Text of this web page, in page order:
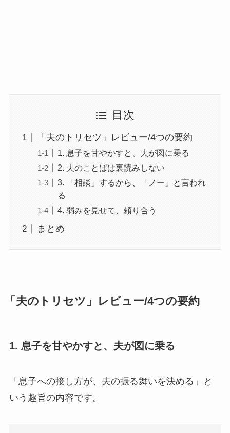
目次
「夫のトリセツ」レビュー/4つの要約
1. 息子を甘やかすと、夫が図に乗る
2. 夫のことばは裏読みしない
3. 「相談」するから、「ノー」と言われ
る
4. 弱みを見せて、頼り合う
まとめ
「夫のトリセツ」レビュー/4つの要約
1. 息子を甘やかすと、夫が図に乗る
「息子への接し方が、夫の振る舞いを決める」と
いう趣旨の内容です。